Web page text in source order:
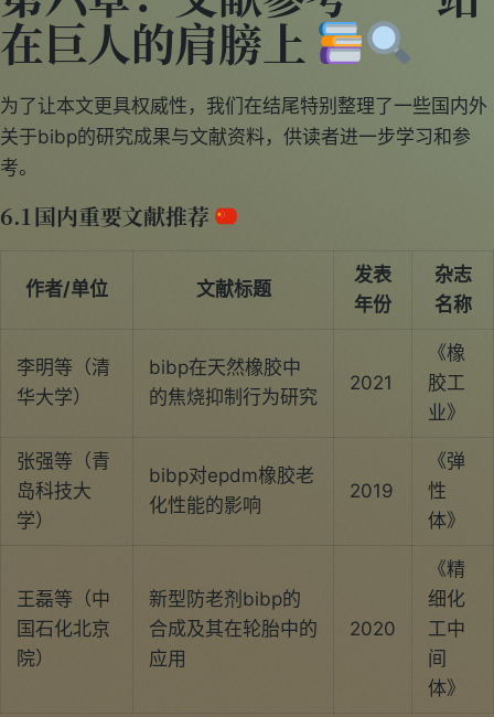
在巨人的肩膀上
为了让本文更具权威性，我们在结尾特别整理了一些国内外
关于bibp的研究成果与文献资料，供读者进一步学习和参
考。
6.1 国内重要文献推荐
作者/单位 文献标题
发表
年份
杂志
名称
李明等（清
华大学）
bibp在天然橡胶中
的焦烧抑制行为研究
2021
《橡
胶工
业》
张强等（青
岛科技大
学）
bibp对epdm橡胶老
化性能的影响
2019
《弹
性
体》
王磊等（中
国石化北京
院）
新型防老剂bibp的
合成及其在轮胎中的
应用
2020
《精
细化
工中
间
体》